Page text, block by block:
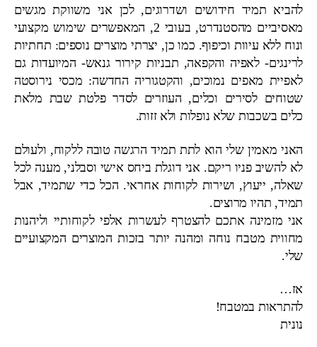
להביא תמיד חידושים ושדרוגים, לכן אני משווקת מגשים
מאסיביים מהסטנדרט, בעובי 2, המאפשרים שימוש מקצועי
ונוח ללא עיוות וכיפוף. כמו כן, יצרתי מוצרים נוספים: תחתיות
לרינגים- לאפיה והקפאה, תבניות קירור גנאש- המיועדות גם
לאפיית מאפים נמוכים, והקטגוריה החדשה: מכסי נירוסטה
שטוחים לסירים וכלים, העוזרים לסדר פלטת שבת מלאת
כלים בשכבות שלא נופלות ולא זזות.
האני מאמין שלי הוא לתת תמיד הרגשה טובה ללקוח, ולעולם
לא להשיב פניו ריקם. אני דוגלת ביחס אישי וסבלני, מענה לכל
שאלה, ייעוץ, ושירות לקוחות אחראי. הכל כדי שתמיד, אבל
תמיד, תהיו מרוצים.
אני מזמינה אתכם להצטרף לעשרות אלפי לקוחותיי וליהנות
מחווית מטבח נוחה ומהנה יותר בזכות המוצרים המקצועיים
שלי.
אז…
להתראות במטבח!
נונית